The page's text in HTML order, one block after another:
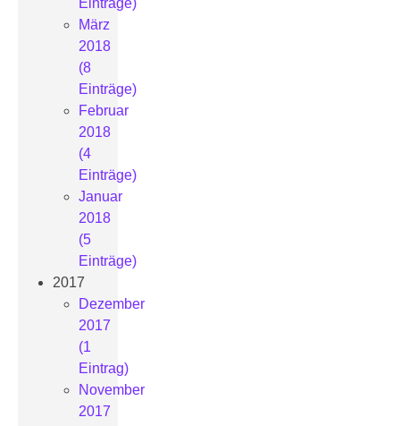
Einträge)
März
2018
(8
Einträge)
Februar
2018
(4
Einträge)
Januar
2018
(5
Einträge)
2017
Dezember
2017
(1
Eintrag)
November
2017